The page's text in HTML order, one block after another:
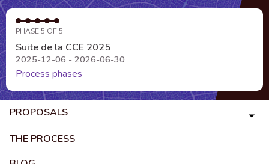
PHASE 5 OF 5
Suite de la CCE 2025
2025-12-06 - 2026-06-30
Process phases
PROPOSALS
THE PROCESS